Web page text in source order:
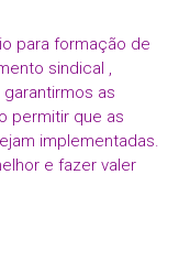
para formação de
sindical ,
as
permitir que as
implementadas.
e fazer valer